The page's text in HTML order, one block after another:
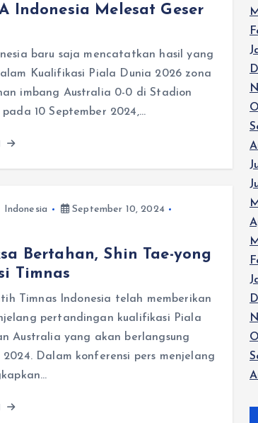
Indonesia Melesat Geser
baru saja mencatatkan hasil yang
Kualifikasi Piala Dunia 2026 zona
imbang Australia 0-0 di Stadion
10 September 2024,…
Indonesia
September 10, 2024
Bertahan, Shin Tae-yong
Timnas
Timnas Indonesia telah memberikan
pertandingan kualifikasi Piala
Australia yang akan berlangsung
2024. Dalam konferensi pers menjelang